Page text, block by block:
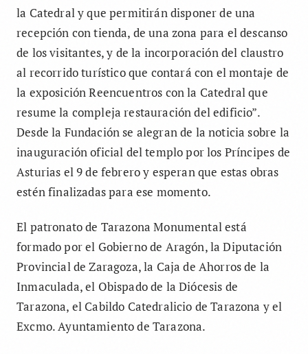
la Catedral y que permitirán disponer de una
recepción con tienda, de una zona para el descanso
de los visitantes, y de la incorporación del claustro
al recorrido turístico que contará con el montaje de
la exposición Reencuentros con la Catedral que
resume la compleja restauración del edificio”.
Desde la Fundación se alegran de la noticia sobre la
inauguración oficial del templo por los Príncipes de
Asturias el 9 de febrero y esperan que estas obras
estén finalizadas para ese momento.
El patronato de Tarazona Monumental está
formado por el Gobierno de Aragón, la Diputación
Provincial de Zaragoza, la Caja de Ahorros de la
Inmaculada, el Obispado de la Diócesis de
Tarazona, el Cabildo Catedralicio de Tarazona y el
Excmo. Ayuntamiento de Tarazona.